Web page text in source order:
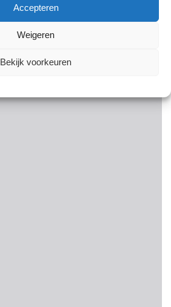
Accepteren
Weigeren
Bekijk voorkeuren